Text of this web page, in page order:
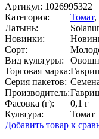
Артикул: 1026995322
Категория:
Томат,
Латынь:
Новинки:
Сорт:
Вид культуры:
Торговая марка:
Серия пакетов:
Производитель:
Фасовка (г):
0,1 г
Культура:
Томат
Добавить товар к